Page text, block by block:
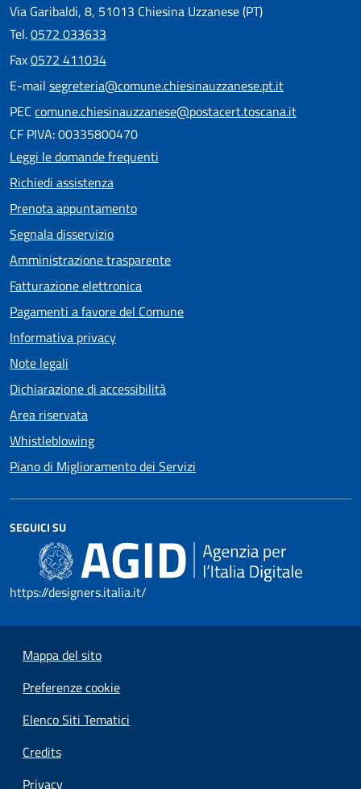
Via Garibaldi, 8, 51013 Chiesina Uzzanese (PT)
Tel.0572 033633
Fax0572 411034
E-mail segreteria@comune.chiesinauzzanese.pt.it
PEC comune.chiesinauzzanese@postacert.toscana.it
CF PIVA: 00335800470
Leggi le domande frequenti
Richiedi assistenza
Prenota appuntamento
Segnala disservizio
Amministrazione trasparente
Fatturazione elettronica
Pagamenti a favore del Comune
Informativa privacy
Note legali
Dichiarazione di accessibilità
Area riservata
Whistleblowing
Piano di Miglioramento dei Servizi
SEGUICI SU
https://designers.italia.it/
Mappa del sito
Preferenze cookie
Elenco Siti Tematici
Credits
Privacy